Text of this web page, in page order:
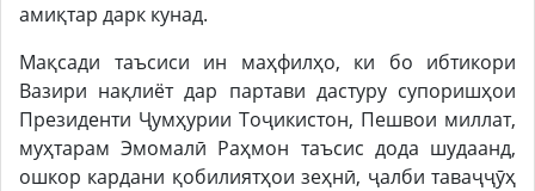
амиқтар дарк кунад.
Мақсади таъсиси ин маҳфилҳо, ки бо ибтикори
Вазири нақлиёт дар партави дастуру супоришҳои
Президенти Ҷумҳурии Тоҷикистон, Пешвои миллат,
муҳтарам Эмомалӣ Раҳмон таъсис дода шудаанд,
ошкор кардани қобилиятҳои зеҳнӣ, ҷалби таваҷҷӯҳ